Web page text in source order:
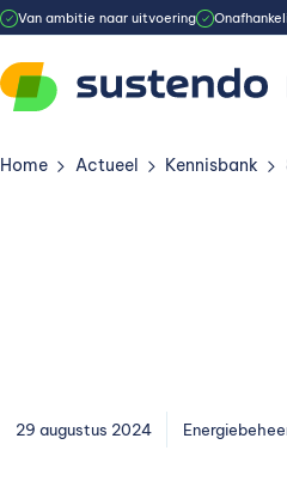
Van ambitie naar uitvoering
Home » Actueel » Kennisbank »
29 augustus 2024